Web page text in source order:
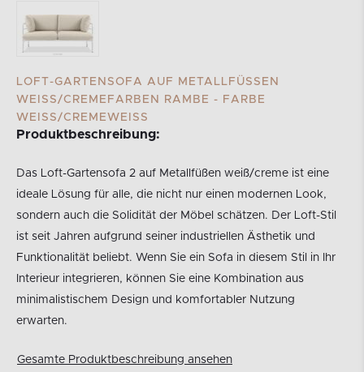
LOFT-GARTENSOFA AUF METALLFÜSSEN W
EISS/CREMEFARBEN RAMBE - FARBE WE
ISS/CREMEWEISS
Produktbeschreibung:
Das Loft-Gartensofa 2 auf Metallfüßen weiß/creme ist eine
ideale Lösung für alle, die nicht nur einen modernen Look,
sondern auch die Solidität der Möbel schätzen. Der Loft-Stil
ist seit Jahren aufgrund seiner industriellen Ästhetik und
Funktionalität beliebt. Wenn Sie ein Sofa in diesem Stil in Ihr
Interieur integrieren, können Sie eine Kombination aus
minimalistischem Design und komfortabler Nutzung
erwarten.
Gesamte Produktbeschreibung ansehen